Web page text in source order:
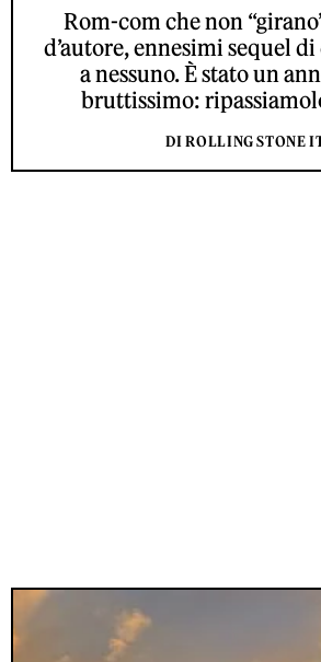
Rom-com che non
d’autore, ennesimi sequel
a nessuno. È stato un
bruttissimo:
DI ROLLING STONE